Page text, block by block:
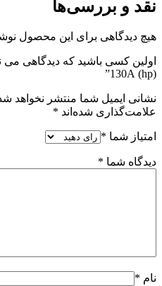
نقد و بررسی‌ها
هیچ دیدگاهی برای این محصول
اولین کسی باشید که دیدگاهی می
(hp) 130A”
نشانی ایمیل شما منتشر نخواهد
علامت‌گذاری شده‌اند *
امتیاز شما *
دیدگاه شما *
نام *